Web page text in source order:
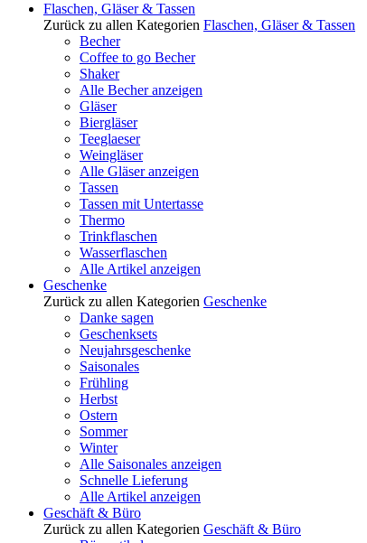
Flaschen, Gläser & Tassen
Zurück zu allen Kategorien Flaschen, Gläser & Tassen
Becher
Coffee to go Becher
Shaker
Alle Becher anzeigen
Gläser
Biergläser
Teeglaeser
Weingläser
Alle Gläser anzeigen
Tassen
Tassen mit Untertasse
Thermo
Trinkflaschen
Wasserflaschen
Alle Artikel anzeigen
Geschenke
Zurück zu allen Kategorien Geschenke
Danke sagen
Geschenksets
Neujahrsgeschenke
Saisonales
Frühling
Herbst
Ostern
Sommer
Winter
Alle Saisonales anzeigen
Schnelle Lieferung
Alle Artikel anzeigen
Geschäft & Büro
Zurück zu allen Kategorien Geschäft & Büro